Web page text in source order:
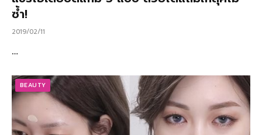
ซ้ำ!
2019/02/11
…
BEAUTY